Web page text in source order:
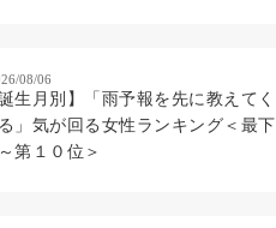
08/06
誕生月別】「雨予報を先に教えてく
」気が回る女性ランキング＜最下
第１０位＞